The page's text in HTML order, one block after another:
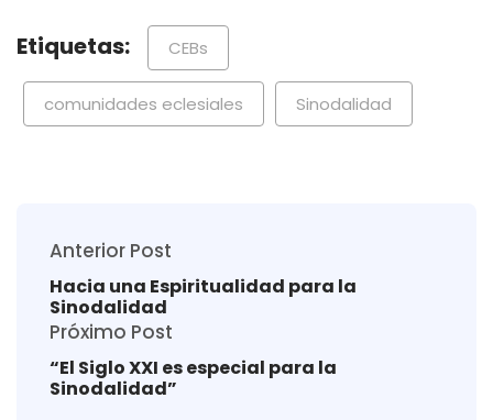
Etiquetas: CEBs
comunidades eclesiales Sinodalidad
Anterior Post
Hacia una Espiritualidad para la
Sinodalidad
Próximo Post
“El Siglo XXI es especial para la
Sinodalidad”